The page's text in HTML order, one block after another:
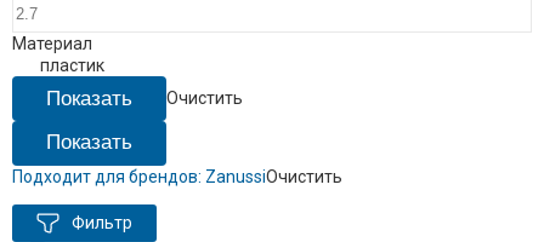
Материал
пластик
Очистить
Подходит для брендов: ZanussiОчистить
Фильтр